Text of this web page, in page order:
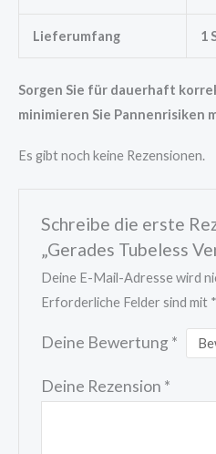
Lieferumfang 1
Sorgen Sie für dauerhaft
minimieren Sie Pannenrisiken
Es gibt noch keine Rezensionen.
Schreibe die erste
„Gerades Tubeless
Deine E-Mail-Adresse wird
Erforderliche Felder sind mit *
Deine Bewertung *
Deine Rezension *